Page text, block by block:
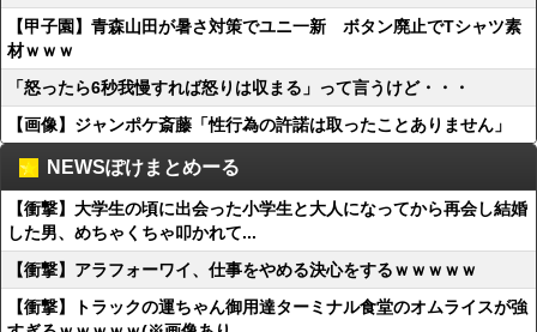
【甲子園】青森山田が暑さ対策でユニ一新 ボタン廃止でTシャツ素
材ｗｗｗ
「怒ったら6秒我慢すれば怒りは収まる」って言うけど・・・
【画像】ジャンポケ斎藤「性行為の許諾は取ったことありません」
NEWSぽけまとめーる
【衝撃】大学生の頃に出会った小学生と大人になってから再会し結婚
した男、めちゃくちゃ叩かれて...
【衝撃】アラフォーワイ、仕事をやめる決心をするｗｗｗｗｗ
【衝撃】トラックの運ちゃん御用達ターミナル食堂のオムライスが強